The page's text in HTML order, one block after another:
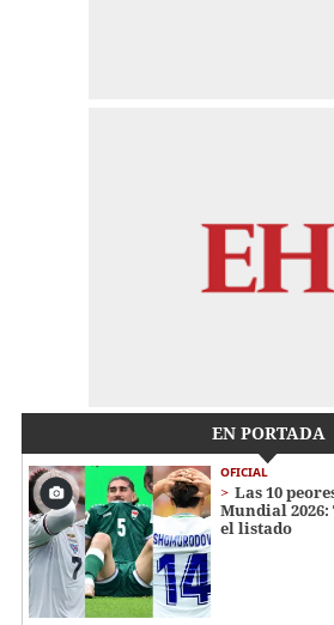
EN PORTADA
OFICIAL
Las 10
Mundial 2026:
el listado